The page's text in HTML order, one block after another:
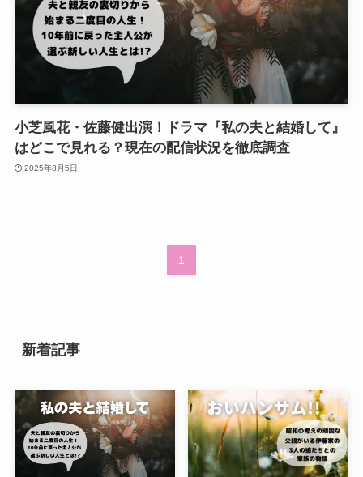
小芝風花・佐藤健出演！ドラマ『私の夫と結婚して』
はどこで見れる？現在の配信状況を徹底調査
2025年8月5日
1
新着記事